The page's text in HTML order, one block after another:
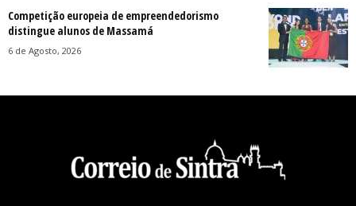
Competição europeia de empreendedorismo
distingue alunos de Massamá
6 de Agosto, 2026